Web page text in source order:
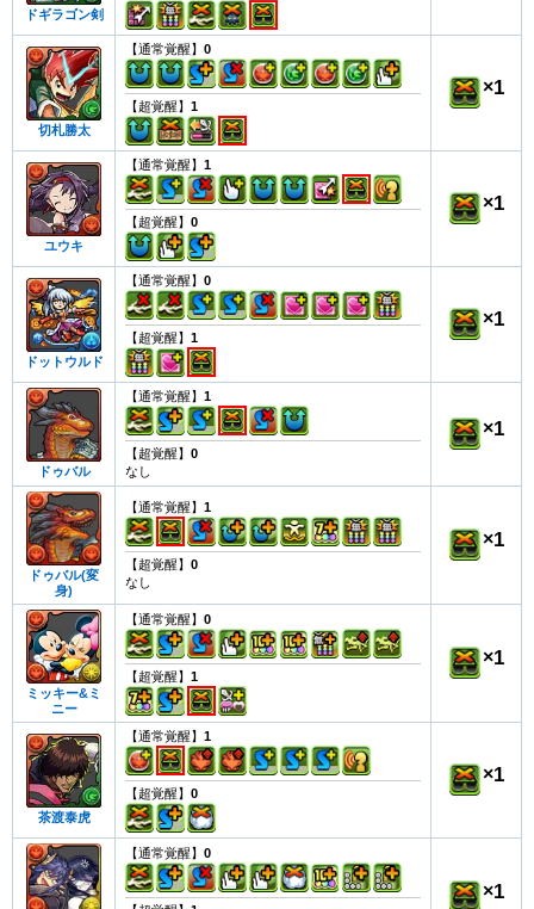
ドギラゴン剣
切札勝太
【通常覚醒】 0
【超覚醒】 1
×1
ユウキ
【通常覚醒】 1
【超覚醒】 0
×1
ドットウルド
【通常覚醒】 0
【超覚醒】 1
×1
ドゥバル
【通常覚醒】 1
【超覚醒】 0
なし
×1
ドゥバル(変
身)
【通常覚醒】 1
【超覚醒】 0
なし
×1
ミッキー&ミ
ニー
【通常覚醒】 0
【超覚醒】 1
×1
茶渡泰虎
【通常覚醒】 1
【超覚醒】 0
×1
【通常覚醒】 0
×1